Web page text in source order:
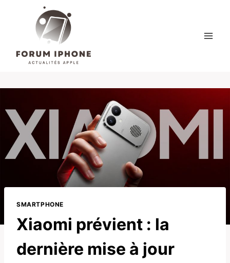
SMARTPHONE
Xiaomi prévient : la
dernière mise à jour